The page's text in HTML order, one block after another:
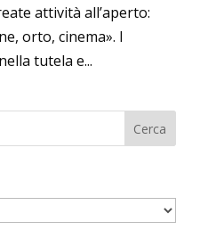
attività all’aperto:
orto, cinema». I
tutela e...